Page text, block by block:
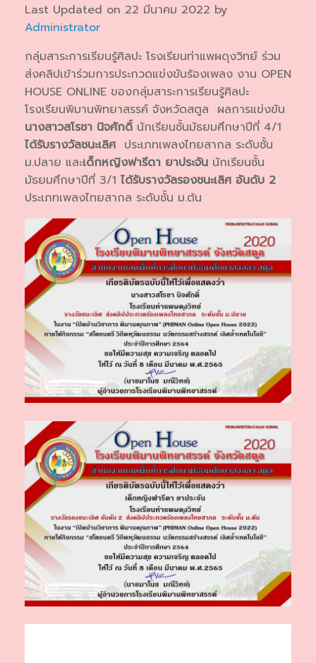
Last Updated on 22 มีนาคม 2022 by
Administrator
กลุ่มสาระการเรียนรู้ศิลปะ โรงเรียนท่าแพผดุงวิทย์ ร่วม
ส่งคลิปเข้าร่วมการประกวดแข่งขันร้องเพลง งาน OPEN
HOUSE ONLINE ของกลุ่มสาระการเรียนรู้ศิลปะ
โรงเรียนพิมานพิทยาสรรค์ จังหวัดสตูล ผลการแข่งขัน
นางสาวสโรชา นิจศักดิ์ นักเรียนชั้นมัธยมศึกษาปีที่ 4/1
ได้รับรางวัลชนะเลิศ ประเภทเพลงไทยสากล ระดับชั้น
ม.ปลาย และเด็กหญิงฟารีดา ยาประจัน นักเรียนชั้น
มัธยมศึกษาปีที่ 3/1 ได้รับรางวัลรองชนะเลิศ อันดับ 2
ประเภทเพลงไทยสากล ระดับชั้น ม.ต้น